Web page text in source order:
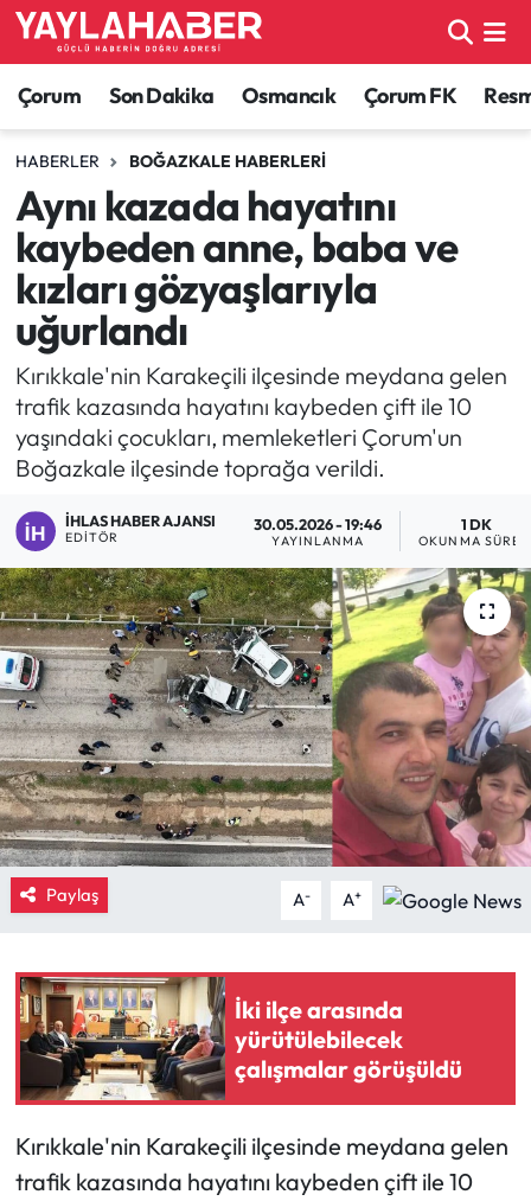
Çorum Son Dakika Osmancık Çorum FK
HABERLER BOĞAZKALE HABERLERI
Aynı kazada hayatını
kaybeden anne, baba ve
kızları gözyaşlarıyla
uğurlandı
Kırıkkale'nin Karakeçili ilçesinde meydana gelen
trafik kazasında hayatını kaybeden çift ile 10
yaşındaki çocukları, memleketleri Çorum'un
Boğazkale ilçesinde toprağa verildi.
İHLAS HABER AJANSI
EDITÖR
30.05.2026 - 19:46
YAYINLANMA
1 DK
OKUNMA
Paylaş A- A+
İki ilçe arasında
yürütülebilecek
çalışmalar görüşüldü
Kırıkkale'nin Karakeçili ilçesinde meydana gelen
trafik kazasında hayatını kaybeden çift ile 10
Alaca Haberleri
Bayat Haberleri
Bilgi - Keşfet Haberleri
Bilim ve Teknoloji
Boğazkale Haberleri
Çorum Haberleri
Çorum Son Dakika Haberleri
Dodurga Haberleri
Eğitim
Ekonomi
Güncel
İskilip Haberleri
Kargı Haberleri
Kimdir?
Laçin Haberleri
Magazin
Oğuzlar Haberleri
Çorum Nöbetçi Eczaneler
Çorum Hava Durumu
Çorum Namaz Vakitleri
Çorum Trafik Yoğunluk Haritası
TFF 1.Lig Puan Durumu ve Fikstür
Tüm Manşetler
Son Dakika Haberleri
Haber Arşivi